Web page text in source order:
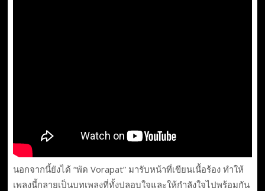
นอกจากนี้ยังได้ “พัด Vorapat” มารับหน้าที่เขียนเนื้อร้อง ทำให้
เพลงนี้กลายเป็นบทเพลงที่ทั้งปลอบใจและให้กำลังใจไปพร้อมกัน